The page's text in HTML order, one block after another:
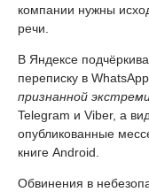
компании нужны
речи.
В Яндексе
переписку в WhatsApp
признанной
Telegram и Viber, а
опубликованные
книге Android.
Обвинения в